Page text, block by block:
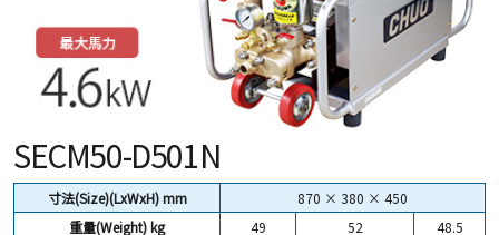
SECM50-D501N
寸法(Size)(LxWxH) mm
870 × 380 × 450
重量(Weight) kg
49 52
48.5